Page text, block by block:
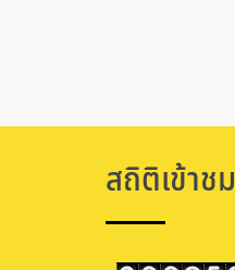
สถิติเข้าชม